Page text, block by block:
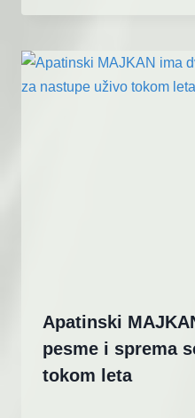
Apatinski
pesme i sprema
tokom leta